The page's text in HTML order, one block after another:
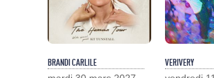
BRANDI CARLILE
VERIVERY